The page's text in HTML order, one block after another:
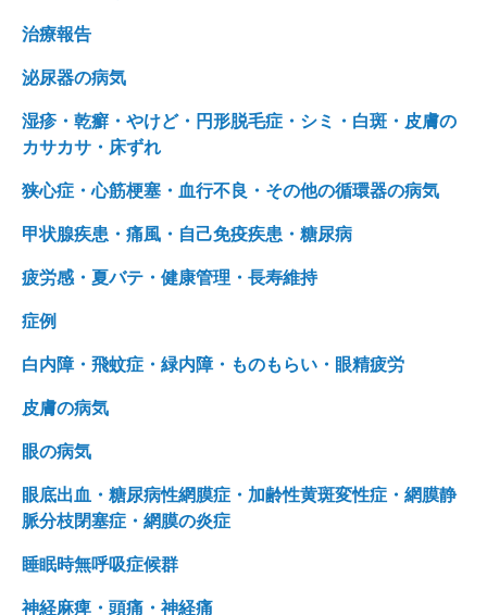
治療報告
泌尿器の病気
湿疹・乾癬・やけど・円形脱毛症・シミ・白斑・皮膚の
カサカサ・床ずれ
狭心症・心筋梗塞・血行不良・その他の循環器の病気
甲状腺疾患・痛風・自己免疫疾患・糖尿病
疲労感・夏バテ・健康管理・長寿維持
症例
白内障・飛蚊症・緑内障・ものもらい・眼精疲労
皮膚の病気
眼の病気
眼底出血・糖尿病性網膜症・加齢性黄斑変性症・網膜静
脈分枝閉塞症・網膜の炎症
睡眠時無呼吸症候群
神経麻痺・頭痛・神経痛